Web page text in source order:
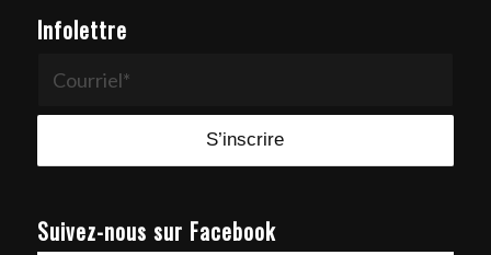
Infolettre
Suivez-nous sur Facebook